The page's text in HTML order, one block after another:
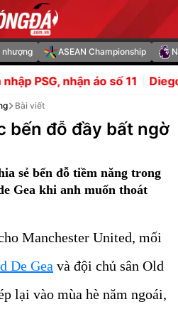
nhượng ASEAN Championship
11 Diego Forlan trở thành
Bài viết
bến đỗ đầy bất ngờ
sẻ bến đỗ tiềm năng trong
Gea khi anh muốn thoát
Manchester United, mối
De Gea và đội chủ sân Old
lại vào mùa hè năm ngoái,